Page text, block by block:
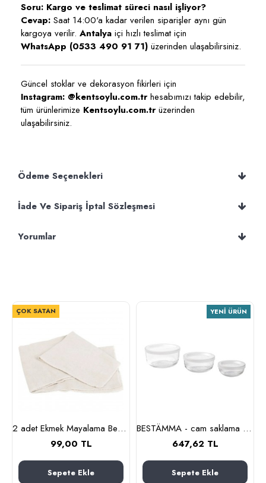
Soru: Kargo ve teslimat süreci nasıl işliyor?
Cevap: Saat 14:00'a kadar verilen siparişler aynı gün
kargoya verilir. Antalya içi hızlı teslimat için
WhatsApp (0533 490 91 71) üzerinden ulaşabilirsiniz.
Güncel stoklar ve dekorasyon fikirleri için
Instagram: @kentsoylu.com.trhesabımızı takip edebilir,
tüm ürünlerimize Kentsoylu.com.trüzerinden
ulaşabilirsiniz.
Ödeme Seçenekleri
İade Ve Sipariş İptal Sözleşmesi
Yorumlar
ÇOK SATAN
2 adet Ekmek Mayalama Bezi 50x70 cm, %100 Pamuk Amerikan Pasa Bezi
99,00 TL
Sepete Ekle
YENI ÜRÜN
BESTÄMMA - cam saklama kabı seti (cam)
647,62 TL
Sepete Ekle